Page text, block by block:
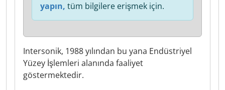
Intersonik, 1988 yılından bu yana Endüstriyel
Yüzey İşlemleri alanında faaliyet
göstermektedir.
yapın, tüm bilgilere erişmek için.